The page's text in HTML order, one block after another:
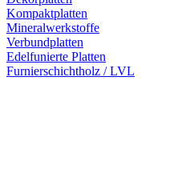
Kompaktplatten
Mineralwerkstoffe
Verbundplatten
Edelfunierte Platten
Furnierschichtholz / LVL